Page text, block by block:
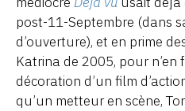
post-11-Septembre (dans
d’ouverture), et en prime
Katrina de 2005, pour n’en
décoration d’un film
qu’un metteur en scène,